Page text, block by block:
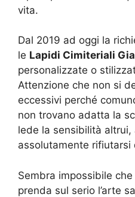
vita.
Dal 2019 ad oggi la
le Lapidi Cimiteriali
personalizzate o
Attenzione che non si
eccessivi perché
non trovano adatta la
lede la sensibilità altrui,
assolutamente rifiutarsi
Sembra impossibile
prenda sul serio l’arte